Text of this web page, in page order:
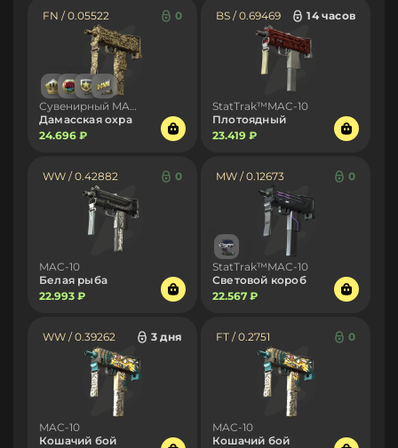
FN / 0.05522 0
Дамасская охра
24.696 ₽
BS / 0.69469 14 часов
StatTrak™MAC-10
Плотоядный
23.419 ₽
WW / 0.42882 0
MAC-10
Белая рыба
22.993 ₽
MW / 0.12673 0
StatTrak™MAC-10
Световой короб
22.567 ₽
WW / 0.39262 3 дня
MAC-10
Кошачий бой
FT / 0.2751 0
MAC-10
Кошачий бой